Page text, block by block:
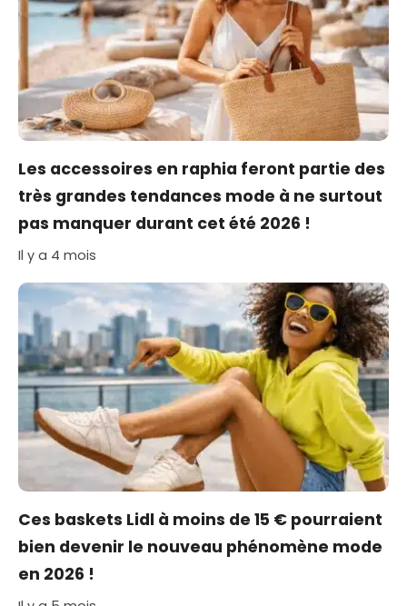
Les accessoires en raphia feront partie des
très grandes tendances mode à ne surtout
pas manquer durant cet été 2026 !
Il y a 4 mois
Ces baskets Lidl à moins de 15 € pourraient
bien devenir le nouveau phénomène mode
en 2026 !